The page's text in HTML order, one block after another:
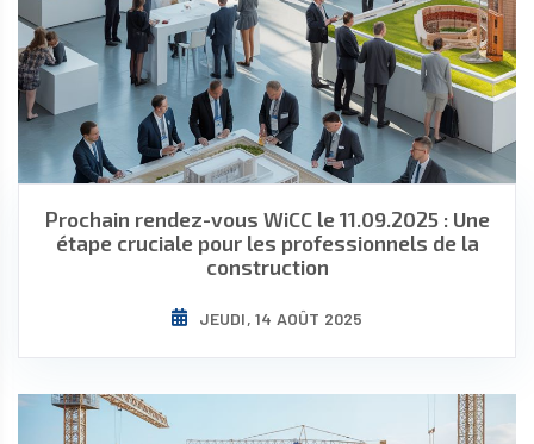
Prochain rendez-vous WiCC le 11.09.2025 : Une
étape cruciale pour les professionnels de la
construction
JEUDI, 14 AOÛT 2025